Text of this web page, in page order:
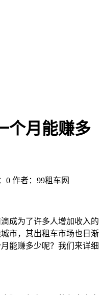
个月能赚多
0 作者：99租车网
成为了许多人增加收入的
市，其出租车市场也日渐
能赚多少呢？我们来详细